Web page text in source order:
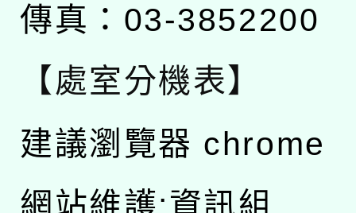
傳真：03-3852200
【處室分機表】
建議瀏覽器 chrome
網站維護:資訊組